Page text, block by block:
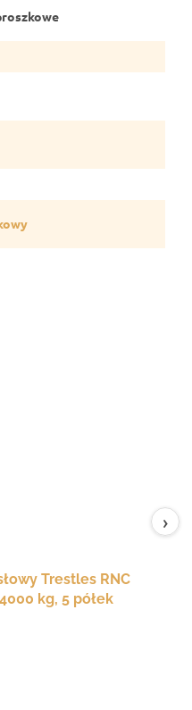
Trestles RNC
kg, 5 półek
›